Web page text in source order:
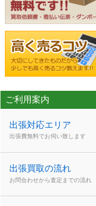
ご利用案内
出張対応エリア
出張費無料でお伺い致します
出張買取の流れ
お問合わせから査定までの流れ